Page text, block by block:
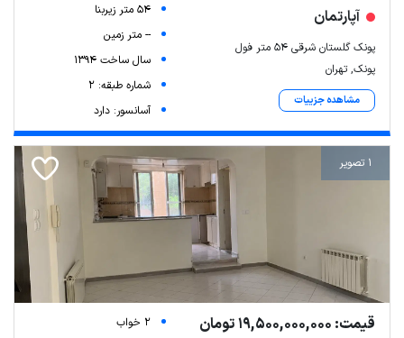
آپارتمان
پونک گلستان شرقی ۵۴ متر فول
پونک, تهران
مشاهده جزییات
54 متر زیربنا
-- متر زمین
سال ساخت 1394
شماره طبقه: 2
آسانسور: دارد
1 تصویر
قیمت: 19,500,000,000 تومان
2 خواب